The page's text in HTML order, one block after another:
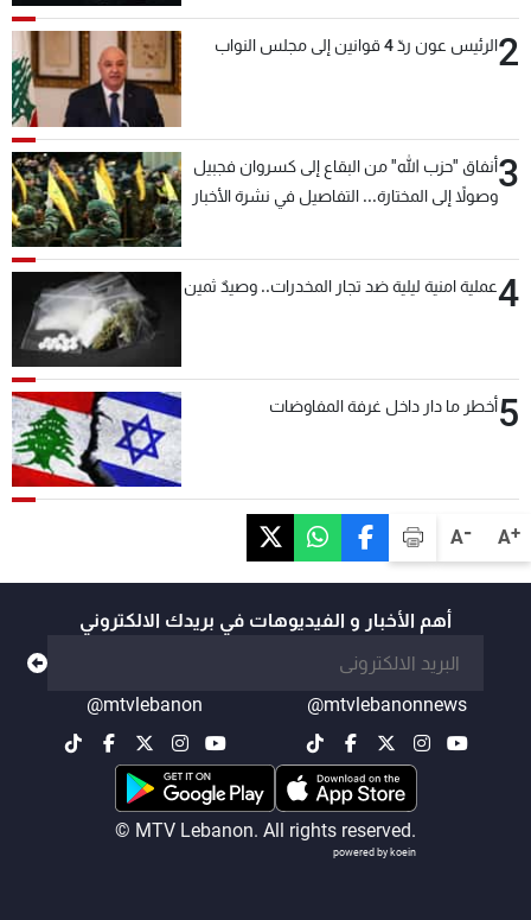
A+
A-
2الرئيس عون ردّ 4 قوانين إلى مجلس النواب
3أنفاق "حزب الله" من البقاع إلى كسروان فجبيل
وصولاً إلى المختارة... التفاصيل في نشرة الأخبار
4عملية امنية ليلية ضد تجار المخدرات.. وصيدٌ ثمين
5أخطر ما دار داخل غرفة المفاوضات
أهم الأخبار و الفيديوهات في بريدك الالكتروني
@mtvlebanonnews
@mtvlebanon
© MTV Lebanon. All rights reserved.
powered by koein
الإنـتـاج
لاعلاناتكم
تواصل معنا
شروط الإسـتخدام
سياسة الخصوصية